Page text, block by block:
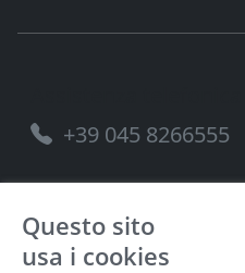
+39 045 8266555
FERRAMENTA VENETA SRL
Questo sito
usa i cookies